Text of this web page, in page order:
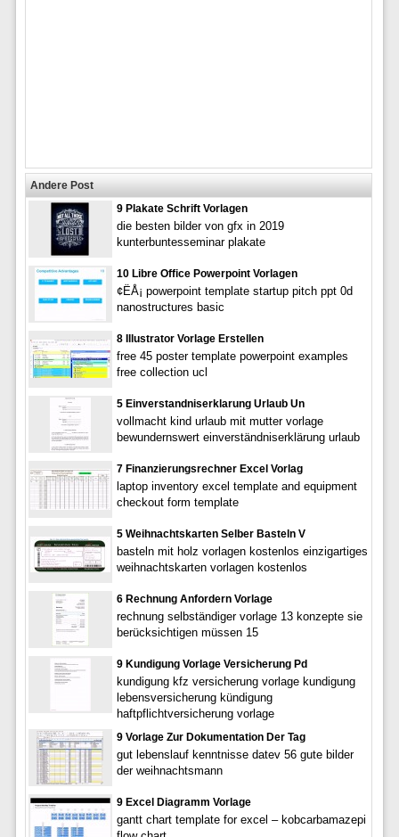
Andere Post
9 Plakate Schrift Vorlagen
die besten bilder von gfx in 2019
kunterbuntesseminar plakate
10 Libre Office Powerpoint Vorlagen
¢ËÅ¡ powerpoint template startup pitch ppt 0d
nanostructures basic
8 Illustrator Vorlage Erstellen
free 45 poster template powerpoint examples
free collection ucl
5 Einverstandniserklarung Urlaub Un
vollmacht kind urlaub mit mutter vorlage
bewundernswert einverständniserklärung urlaub
7 Finanzierungsrechner Excel Vorlag
laptop inventory excel template and equipment
checkout form template
5 Weihnachtskarten Selber Basteln V
basteln mit holz vorlagen kostenlos einzigartiges
weihnachtskarten vorlagen kostenlos
6 Rechnung Anfordern Vorlage
rechnung selbständiger vorlage 13 konzepte sie
berücksichtigen müssen 15
9 Kundigung Vorlage Versicherung Pd
kundigung kfz versicherung vorlage kundigung
lebensversicherung kündigung
haftpflichtversicherung vorlage
9 Vorlage Zur Dokumentation Der Tag
gut lebenslauf kenntnisse datev 56 gute bilder
der weihnachtsmann
9 Excel Diagramm Vorlage
gantt chart template for excel – kobcarbamazepi